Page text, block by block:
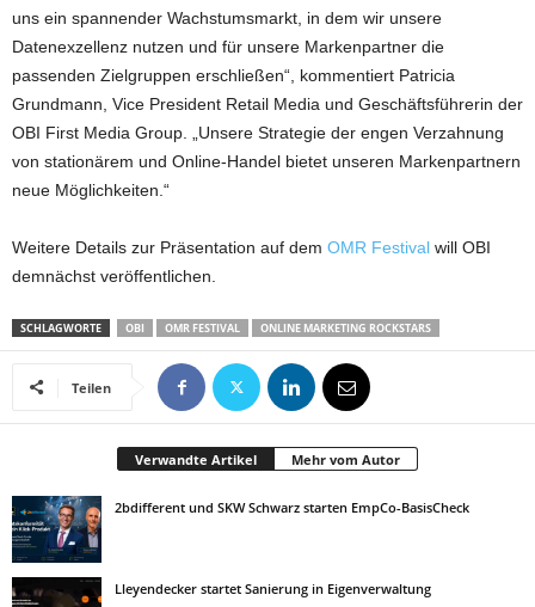
uns ein spannender Wachstumsmarkt, in dem wir unsere
Datenexzellenz nutzen und für unsere Markenpartner die
passenden Zielgruppen erschließen“, kommentiert Patricia
Grundmann, Vice President Retail Media und Geschäftsführerin der
OBI First Media Group. „Unsere Strategie der engen Verzahnung
von stationärem und Online-Handel bietet unseren Markenpartnern
neue Möglichkeiten.“
Weitere Details zur Präsentation auf dem OMR Festival will OBI
demnächst veröffentlichen.
SCHLAGWORTE OBI OMR FESTIVAL ONLINE MARKETING ROCKSTARS
Teilen
Verwandte Artikel Mehr vom Autor
2bdifferent und SKW Schwarz starten EmpCo-BasisCheck
Lleyendecker startet Sanierung in Eigenverwaltung